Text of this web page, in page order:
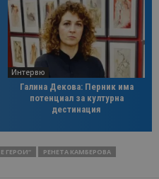
Интервю
Галина Декова: Перник има
потенциал за културна
дестинация
ГЕРОИ“
РЕНЕТА КАМБЕРОВА